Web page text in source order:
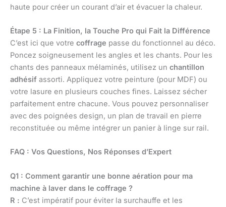
haute pour créer un courant d’air et évacuer la chaleur.
Étape 5 : La Finition, la Touche Pro qui Fait la Différence
C’est ici que votre coffrage passe du fonctionnel au déco.
Poncez soigneusement les angles et les chants. Pour les
chants des panneaux mélaminés, utilisez un chantillon
adhésif assorti. Appliquez votre peinture (pour MDF) ou
votre lasure en plusieurs couches fines. Laissez sécher
parfaitement entre chacune. Vous pouvez personnaliser
avec des poignées design, un plan de travail en pierre
reconstituée ou même intégrer un panier à linge sur rail.
FAQ : Vos Questions, Nos Réponses d’Expert
Q1 : Comment garantir une bonne aération pour ma
machine à laver dans le coffrage ?
R : C’est impératif pour éviter la surchauffe et les